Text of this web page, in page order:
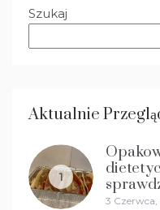
Szukaj
Aktualnie
1
3